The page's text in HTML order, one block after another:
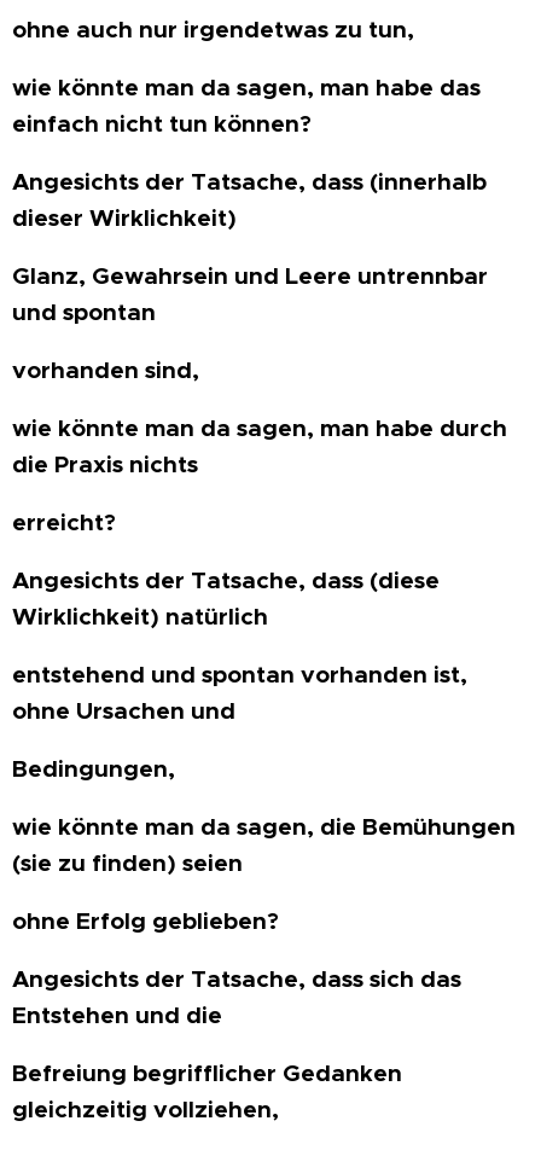
ohne auch nur irgendetwas zu tun,
wie könnte man da sagen, man habe das
einfach nicht tun können?
Angesichts der Tatsache, dass (innerhalb
dieser Wirklichkeit)
Glanz, Gewahrsein und Leere untrennbar
und spontan
vorhanden sind,
wie könnte man da sagen, man habe durch
die Praxis nichts
erreicht?
Angesichts der Tatsache, dass (diese
Wirklichkeit) natürlich
entstehend und spontan vorhanden ist,
ohne Ursachen und
Bedingungen,
wie könnte man da sagen, die Bemühungen
(sie zu finden) seien
ohne Erfolg geblieben?
Angesichts der Tatsache, dass sich das
Entstehen und die
Befreiung begrifflicher Gedanken
gleichzeitig vollziehen,